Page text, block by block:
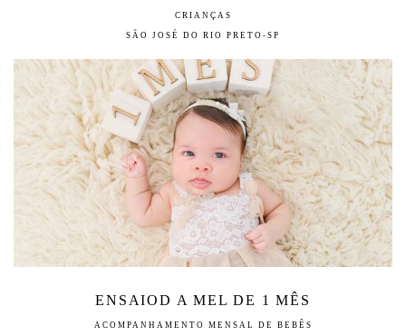
CRIANÇAS
SÃO JOSÉ DO RIO PRETO-SP
ENSAIOD A MEL DE 1 MÊS
ACOMPANHAMENTO MENSAL DE BEBÊS